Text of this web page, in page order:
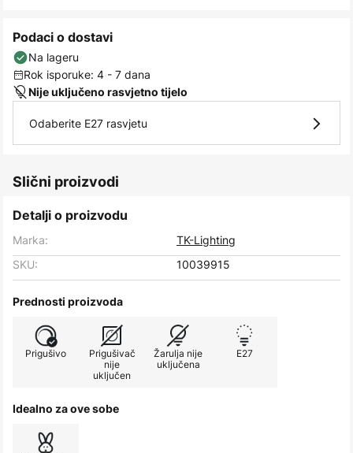
Podaci o dostavi
Na lageru
Rok isporuke: 4 - 7 dana
Nije uključeno rasvjetno tijelo
Odaberite E27 rasvjetu
Slični proizvodi
Detalji o proizvodu
Marka:
TK-Lighting
SKU:
10039915
Prednosti proizvoda
Prigušivo
Prigušivač
nije
uključen
Žarulja nije
uključena
E27
Idealno za ove sobe